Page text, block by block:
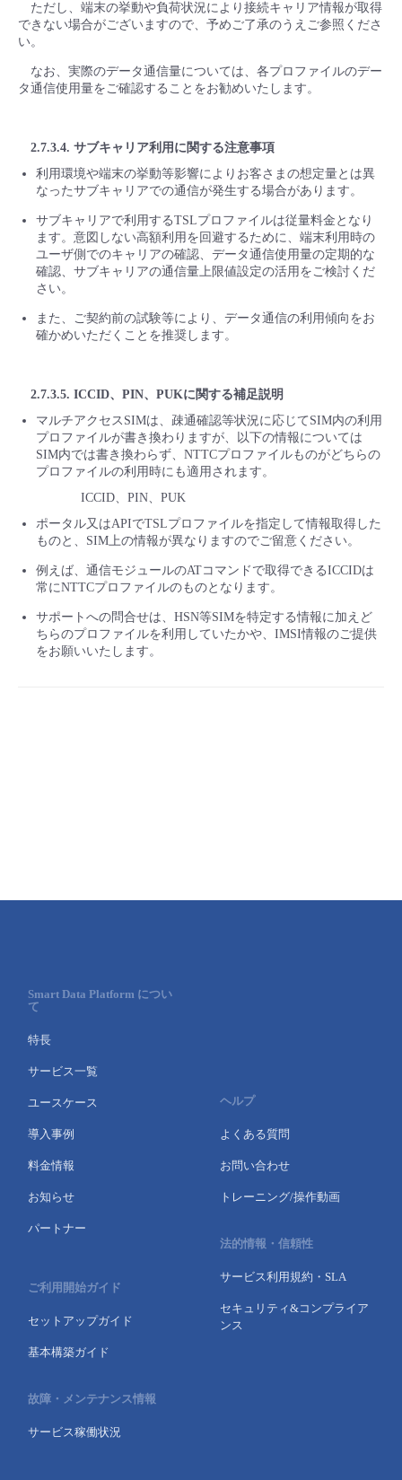
ただし、端末の挙動や負荷状況により接続キャリア情報が取得
できない場合がございますので、予めご了承のうえご参照くださ
い。
なお、実際のデータ通信量については、各プロファイルのデー
タ通信使用量をご確認することをお勧めいたします。
2.7.3.4. サブキャリア利用に関する注意事項
利用環境や端末の挙動等影響によりお客さまの想定量とは異
なったサブキャリアでの通信が発生する場合があります。
サブキャリアで利用するTSLプロファイルは従量料金となり
ます。意図しない高額利用を回避するために、端末利用時の
ユーザ側でのキャリアの確認、データ通信使用量の定期的な
確認、サブキャリアの通信量上限値設定の活用をご検討くだ
さい。
また、ご契約前の試験等により、データ通信の利用傾向をお
確かめいただくことを推奨します。
2.7.3.5. ICCID、PIN、PUKに関する補足説明
マルチアクセスSIMは、疎通確認等状況に応じてSIM内の利用
プロファイルが書き換わりますが、以下の情報については
SIM内では書き換わらず、NTTCプロファイルものがどちらの
プロファイルの利用時にも適用されます。
ICCID、PIN、PUK
ポータル又はAPIでTSLプロファイルを指定して情報取得した
ものと、SIM上の情報が異なりますのでご留意ください。
例えば、通信モジュールのATコマンドで取得できるICCIDは
常にNTTCプロファイルのものとなります。
サポートへの問合せは、HSN等SIMを特定する情報に加えど
ちらのプロファイルを利用していたかや、IMSI情報のご提供
をお願いいたします。
Smart Data Platform につい
て
特長
サービス一覧
ユースケース
導入事例
料金情報
お知らせ
パートナー
ご利用開始ガイド
セットアップガイド
基本構築ガイド
故障・メンテナンス情報
サービス稼働状況
ヘルプ
よくある質問
お問い合わせ
トレーニング/操作動画
法的情報・信頼性
サービス利用規約・SLA
セキュリティ&コンプライア
ンス